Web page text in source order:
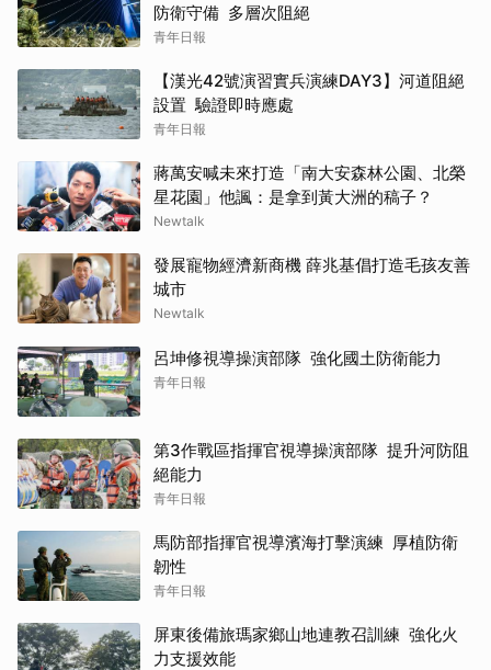
防衛守備 多層次阻絕
青年日報
【漢光42號演習實兵演練DAY3】河道阻絕
設置 驗證即時應處
青年日報
蔣萬安喊未來打造「南大安森林公園、北榮
星花園」他諷：是拿到黃大洲的稿子？
Newtalk
發展寵物經濟新商機 薛兆基倡打造毛孩友善
城市
Newtalk
呂坤修視導操演部隊 強化國土防衛能力
青年日報
第3作戰區指揮官視導操演部隊 提升河防阻
絕能力
青年日報
馬防部指揮官視導濱海打擊演練 厚植防衛
韌性
青年日報
屏東後備旅瑪家鄉山地連教召訓練 強化火
力支援效能